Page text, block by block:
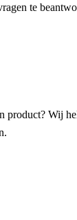
te
product? Wij